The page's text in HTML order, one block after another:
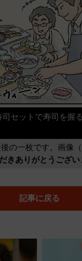
司セットで寿司を
の一枚です。画像（
きありがとうござい
記事に戻る